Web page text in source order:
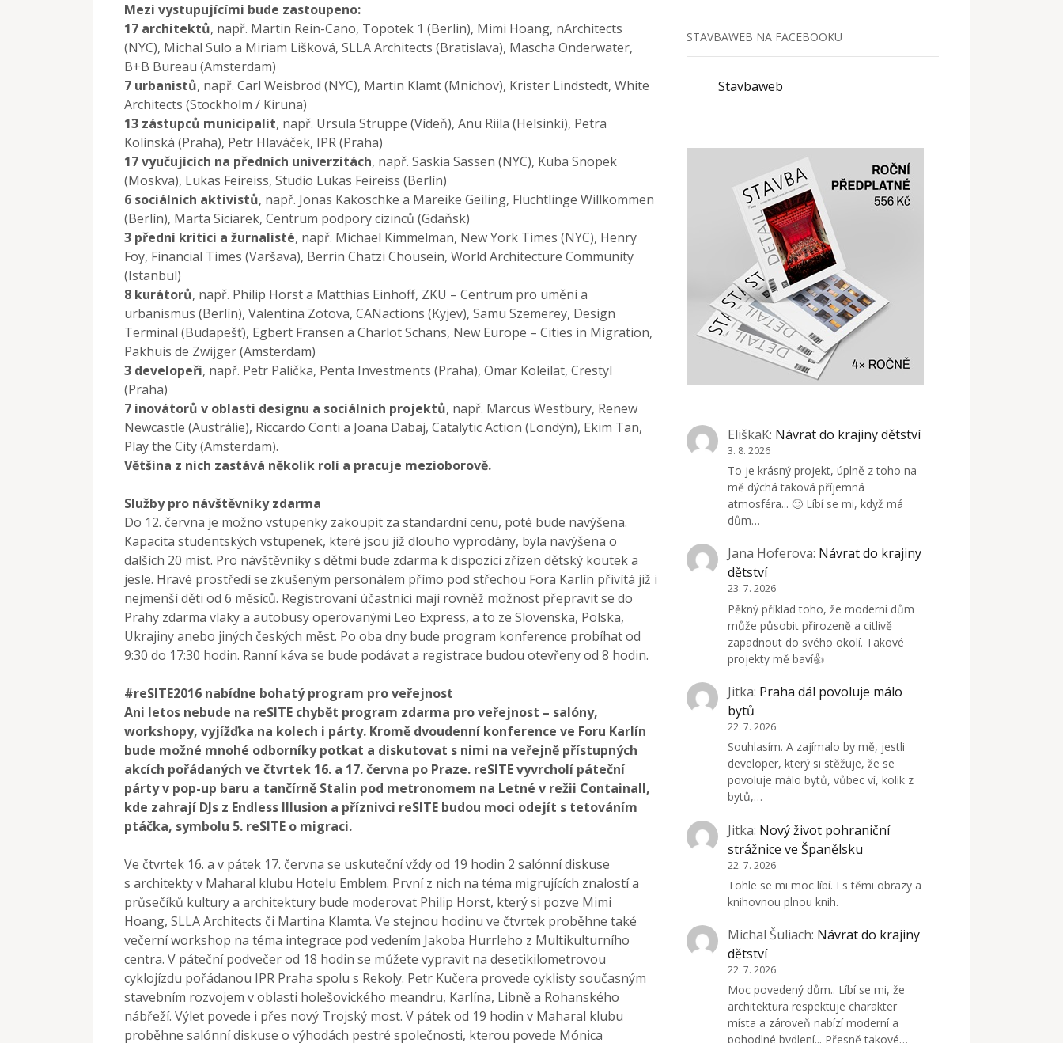
Mezi vystupujícími bude zastoupeno:
17 architektů, např. Martin Rein-Cano, Topotek 1 (Berlin), Mimi Hoang, nArchitects
(NYC), Michal Sulo a Miriam Lišková, SLLA Architects (Bratislava), Mascha Onderwater,
B+B Bureau (Amsterdam)
7 urbanistů, např. Carl Weisbrod (NYC), Martin Klamt (Mnichov), Krister Lindstedt, White
Architects (Stockholm / Kiruna)
13 zástupců municipalit, např. Ursula Struppe (Vídeň), Anu Riila (Helsinki), Petra
Kolínská (Praha), Petr Hlaváček, IPR (Praha)
17 vyučujících na předních univerzitách, např. Saskia Sassen (NYC), Kuba Snopek
(Moskva), Lukas Feireiss, Studio Lukas Feireiss (Berlín)
6 sociálních aktivistů, např. Jonas Kakoschke a Mareike Geiling, Flüchtlinge Willkommen
(Berlín), Marta Siciarek, Centrum podpory cizinců (Gdaňsk)
3 přední kritici a žurnalisté, např. Michael Kimmelman, New York Times (NYC), Henry
Foy, Financial Times (Varšava), Berrin Chatzi Chousein, World Architecture Community
(Istanbul)
8 kurátorů, např. Philip Horst a Matthias Einhoff, ZKU – Centrum pro umění a
urbanismus (Berlín), Valentina Zotova, CANactions (Kyjev), Samu Szemerey, Design
Terminal (Budapešť), Egbert Fransen a Charlot Schans, New Europe – Cities in Migration,
Pakhuis de Zwijger (Amsterdam)
3 developeři, např. Petr Palička, Penta Investments (Praha), Omar Koleilat, Crestyl
(Praha)
7 inovátorů v oblasti designu a sociálních projektů, např. Marcus Westbury, Renew
Newcastle (Austrálie), Riccardo Conti a Joana Dabaj, Catalytic Action (Londýn), Ekim Tan,
Play the City (Amsterdam).
Většina z nich zastává několik rolí a pracuje mezioborově.
Služby pro návštěvníky zdarma
Do 12. června je možno vstupenky zakoupit za standardní cenu, poté bude navýšena.
Kapacita studentských vstupenek, které jsou již dlouho vyprodány, byla navýšena o
dalších 20 míst. Pro návštěvníky s dětmi bude zdarma k dispozici zřízen dětský koutek a
jesle. Hravé prostředí se zkušeným personálem přímo pod střechou Fora Karlín přivítá již i
nejmenší děti od 6 měsíců. Registrovaní účastníci mají rovněž možnost přepravit se do
Prahy zdarma vlaky a autobusy operovanými Leo Express, a to ze Slovenska, Polska,
Ukrajiny anebo jiných českých měst. Po oba dny bude program konference probíhat od
9:30 do 17:30 hodin. Ranní káva se bude podávat a registrace budou otevřeny od 8 hodin.
#reSITE2016 nabídne bohatý program pro veřejnost
Ani letos nebude na reSITE chybět program zdarma pro veřejnost – salóny,
workshopy, vyjížďka na kolech i párty. Kromě dvoudenní konference ve Foru Karlín
bude možné mnohé odborníky potkat a diskutovat s nimi na veřejně přístupných
akcích pořádaných ve čtvrtek 16. a 17. června po Praze. reSITE vyvrcholí páteční
párty v pop-up baru a tančírně Stalin pod metronomem na Letné v režii Containall,
kde zahrají DJs z Endless Illusion a příznivci reSITE budou moci odejít s tetováním
ptáčka, symbolu 5. reSITE o migraci.
Ve čtvrtek 16. a v pátek 17. června se uskuteční vždy od 19 hodin 2 salónní diskuse
s architekty v Maharal klubu Hotelu Emblem. První z nich na téma migrujících znalostí a
průsečíků kultury a architektury bude moderovat Philip Horst, který si pozve Mimi
Hoang, SLLA Architects či Martina Klamta. Ve stejnou hodinu ve čtvrtek proběhne také
večerní workshop na téma integrace pod vedením Jakoba Hurrleho z Multikulturního
centra. V páteční podvečer od 18 hodin se můžete vypravit na desetikilometrovou
cyklojízdu pořádanou IPR Praha spolu s Rekoly. Petr Kučera provede cyklisty současným
stavebním rozvojem v oblasti holešovického meandru, Karlína, Libně a Rohanského
nábřeží. Výlet povede i přes nový Trojský most. V pátek od 19 hodin v Maharal klubu
proběhne salónní diskuse o výhodách pestré společnosti, kterou povede Mónica
STAVBAWEB NA FACEBOOKU
Stavbaweb
EliškaK: Návrat do krajiny dětství
3. 8. 2026
To je krásný projekt, úplně z toho na
mě dýchá taková příjemná
atmosféra... 🙂 Líbí se mi, když má
dům…
Jana Hoferova: Návrat do krajiny
dětství
23. 7. 2026
Pěkný příklad toho, že moderní dům
může působit přirozeně a citlivě
zapadnout do svého okolí. Takové
projekty mě baví👍
Jitka: Praha dál povoluje málo
bytů
22. 7. 2026
Souhlasím. A zajímalo by mě, jestli
developer, který si stěžuje, že se
povoluje málo bytů, vůbec ví, kolik z
bytů,…
Jitka: Nový život pohraniční
strážnice ve Španělsku
22. 7. 2026
Tohle se mi moc líbí. I s těmi obrazy a
knihovnou plnou knih.
Michal Šuliach: Návrat do krajiny
dětství
22. 7. 2026
Moc povedený dům.. Líbí se mi, že
architektura respektuje charakter
místa a zároveň nabízí moderní a
pohodlné bydlení... Přesně takové…